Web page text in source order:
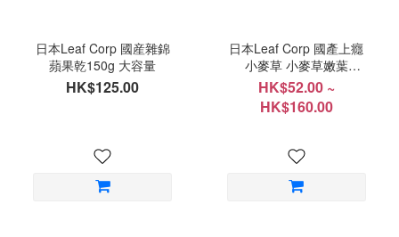
日本Leaf Corp 國産雜錦
蘋果乾150g 大容量
HK$125.00
日本Leaf Corp 國產上癮
小麥草 小麥草嫩葉
20g/100g
HK$52.00 ~
HK$160.00